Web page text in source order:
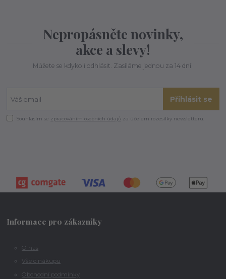
Nepropásněte novinky,
akce a slevy!
Můžete se kdykoli odhlásit. Zasíláme jednou za 14 dní.
Přihlásit se
Souhlasím se zpracováním osobních údajů za účelem rozesílky newsletteru.
Informace pro zákazníky
O nás
Vše o nákupu
Obchodní podmínky